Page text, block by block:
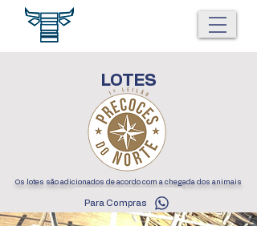
LOTES
Os lotes são adicionados de acordo com a chegada dos animais
Para Compras